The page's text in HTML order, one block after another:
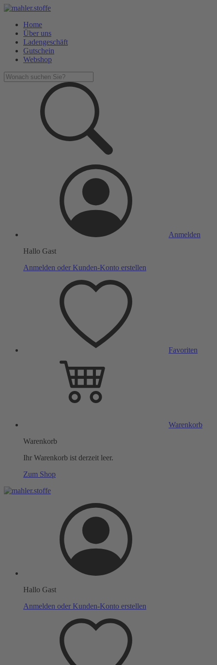
Home
Über uns
Ladengeschäft
Gutschein
Webshop
Anmelden
Hallo Gast
Anmelden oder Kunden-Konto erstellen
Favoriten
Warenkorb
Warenkorb
Ihr Warenkorb ist derzeit leer.
Zum Shop
Hallo Gast
Anmelden oder Kunden-Konto erstellen